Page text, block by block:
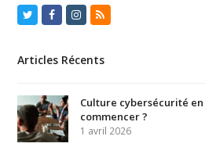
TwitterFacebook
Instagram
RSS
Articles Récents
Culture cybersécurité
commencer ?
1 avril 2026